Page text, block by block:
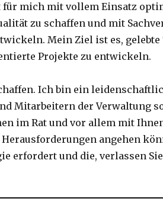
für mich mit vollem Einsatz
zu schaffen und mit
Mein Ziel ist es,
Projekte zu entwickeln.
Ich bin ein
Mitarbeitern der Verwaltung
im Rat und vor allem mit
angehen
erfordert und die, verlassen